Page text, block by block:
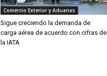
Comercio Exterior y Aduanas
Sigue creciendo la demanda de
carga aérea de acuerdo con cifras de
la IATA